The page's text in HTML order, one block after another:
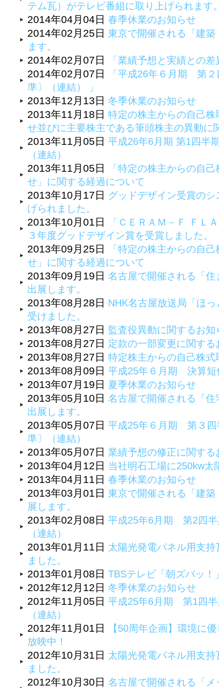
テム瓦）がテレビ番組に取り上げられます
2014年04月04日 春季休業のお知らせ
2014年02月25日 東京で開催される「建
ます。
2014年02月07日
「業績予想と実績との
2014年02月07日 「平成26年６月期 第
準〕（連結） 」
2013年12月13日 冬季休業のお知らせ
2013年11月18日 特定の株主からの自己
せ並びに主要株主である筆頭株主の異動に
2013年11月05日 平成26年6月期 第1四半
（連結）
2013年11月05日
「特定の株主からの自
せ」に関する経過について
2013年10月17日 グッドデザイン受賞の
げられました。
2013年10月01日
「ＣＥＲＡＭ－Ｆ ＦＬ
３年度グッドデザイン賞を受賞しました。
2013年09月25日
「特定の株主からの自
せ」に関する経過について
2013年09月19日 名古屋で開催される「
出展します。
2013年08月28日 NHK名古屋放送局「ほ
受けました。
2013年08月27日 監査役異動に関するお知
2013年08月27日 定款の一部変更に関する
2013年08月27日 特定株主からの自己株
2013年08月09日 平成25年６月期 決算短
2013年07月19日 夏季休業のお知らせ
2013年05月10日 名古屋で開催される「
出展します。
2013年05月07日 平成25年６月期 第３四
準〕（連結）
2013年05月07日 業績予想の修正に関する
2013年04月12日 当社明石工場に250kw太
2013年04月11日 春季休業のお知らせ
2013年03月01日 東京で開催される「建
展します。
2013年02月08日 平成25年6月期 第2四半
（連結）
2013年01月11日 太陽光発電パネル用支
ました。
2013年01月08日 TBSテレビ「朝ズバッ
2012年12月12日 冬季休業のお知らせ
2012年11月05日 平成25年6月期 第1四半
（連結）
2012年11月01日
【50周年企画】環境に
放映中！
2012年10月31日 太陽光発電パネル用支
ました。
2012年10月30日 名古屋で開催される「